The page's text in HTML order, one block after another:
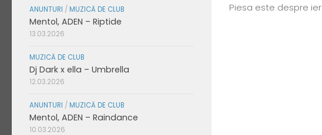
Piesa este despre
ANUNTURI / MUZICĂ DE CLUB
Mentol, ADEN – Riptide
13.03.2026
MUZICĂ DE CLUB
Dj Dark x ella – Umbrella
12.03.2026
ANUNTURI / MUZICĂ DE CLUB
Mentol, ADEN – Raindance
10.03.2026